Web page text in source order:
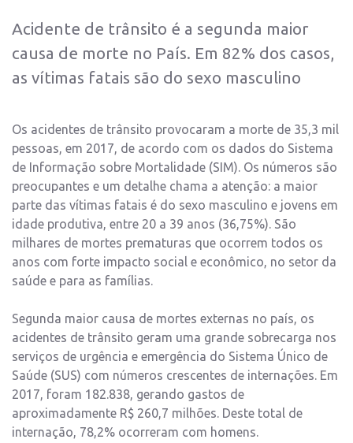
Acidente de trânsito é a segunda maior
causa de morte no País. Em 82% dos casos,
as vítimas fatais são do sexo masculino
Os acidentes de trânsito provocaram a morte de 35,3 mil
pessoas, em 2017, de acordo com os dados do Sistema
de Informação sobre Mortalidade (SIM). Os números são
preocupantes e um detalhe chama a atenção: a maior
parte das vítimas fatais é do sexo masculino e jovens em
idade produtiva, entre 20 a 39 anos (36,75%). São
milhares de mortes prematuras que ocorrem todos os
anos com forte impacto social e econômico, no setor da
saúde e para as famílias.
Segunda maior causa de mortes externas no país, os
acidentes de trânsito geram uma grande sobrecarga nos
serviços de urgência e emergência do Sistema Único de
Saúde (SUS) com números crescentes de internações. Em
2017, foram 182.838, gerando gastos de
aproximadamente R$ 260,7 milhões. Deste total de
internação, 78,2% ocorreram com homens.